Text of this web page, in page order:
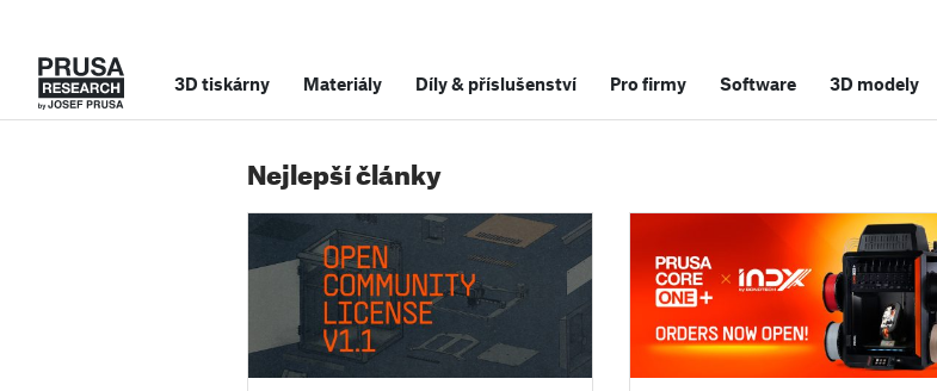
3D tiskárny Materiály Díly& příslušenství Pro firmy Software 3D modely
Nejlepší články